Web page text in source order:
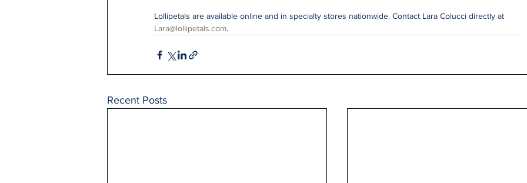
Lollipetals are available online and in specialty stores nationwide. Contact Lara Colucci directly at
Lara@lollipetals.com.
Recent Posts